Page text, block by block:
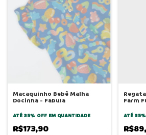
Macaquinho Bebê Malha
Docinha - Fabula
ATÉ 35% OFF EM QUANTIDADE
R$173,90
Farm
ATÉ